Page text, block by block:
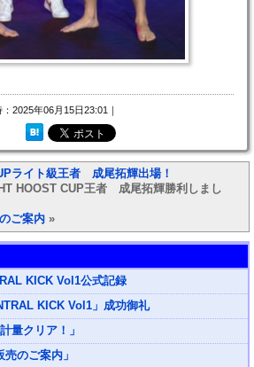
：2025年06月15日23:01｜
ライト級王者 成尾拓輝出場！
HOOST CUP王者 成尾拓輝勝利しまし
ご案内 »
KICK Vol1公式記録
KICK Vol1」成功御礼
量クリア！」
のご案内」